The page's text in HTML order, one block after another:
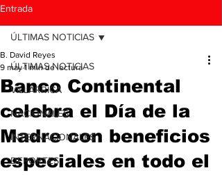
Entrada
ÚLTIMAS NOTICIAS
VILLARRICA
NACIONALES
INTERNACIONALES
DEPORTES
ÚLTIMAS NOTICIAS
Banco Continental
celebra el Día de la
Madre con beneficios
especiales en todo el
B. David Reyes
9 may 1 min de lectura